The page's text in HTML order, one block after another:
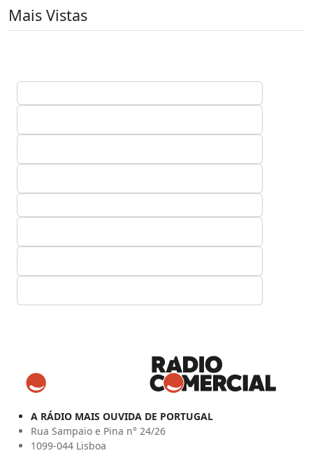
Mais Vistas
A RÁDIO MAIS OUVIDA DE PORTUGAL
Rua Sampaio e Pina n° 24/26
1099-044 Lisboa